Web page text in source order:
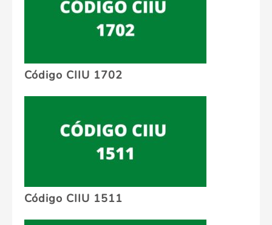
Código CIIU 1702
Código CIIU 1511